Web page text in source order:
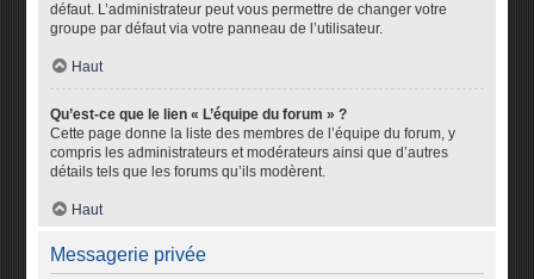
défaut. L’administrateur peut vous permettre de changer votre
groupe par défaut via votre panneau de l’utilisateur.
Haut
Qu’est-ce que le lien « L’équipe du forum » ?
Cette page donne la liste des membres de l’équipe du forum, y
compris les administrateurs et modérateurs ainsi que d’autres
détails tels que les forums qu’ils modèrent.
Haut
Messagerie privée